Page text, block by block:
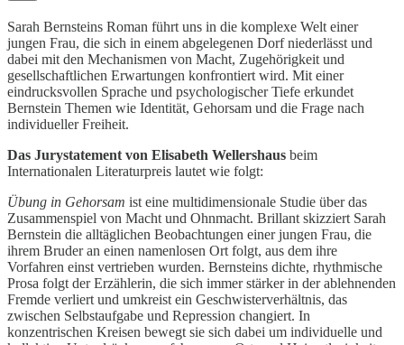
Sarah Bernsteins Roman führt uns in die komplexe Welt einer
jungen Frau, die sich in einem abgelegenen Dorf niederlässt und
dabei mit den Mechanismen von Macht, Zugehörigkeit und
gesellschaftlichen Erwartungen konfrontiert wird. Mit einer
eindrucksvollen Sprache und psychologischer Tiefe erkundet
Bernstein Themen wie Identität, Gehorsam und die Frage nach
individueller Freiheit.
Das Jurystatement von Elisabeth Wellershaus beim
Internationalen Literaturpreis lautet wie folgt:
Übung in Gehorsam ist eine multidimensionale Studie über das
Zusammenspiel von Macht und Ohnmacht. Brillant skizziert Sarah
Bernstein die alltäglichen Beobachtungen einer jungen Frau, die
ihrem Bruder an einen namenlosen Ort folgt, aus dem ihre
Vorfahren einst vertrieben wurden. Bernsteins dichte, rhythmische
Prosa folgt der Erzählerin, die sich immer stärker in der ablehnenden
Fremde verliert und umkreist ein Geschwisterverhältnis, das
zwischen Selbstaufgabe und Repression changiert. In
konzentrischen Kreisen bewegt sie sich dabei um individuelle und